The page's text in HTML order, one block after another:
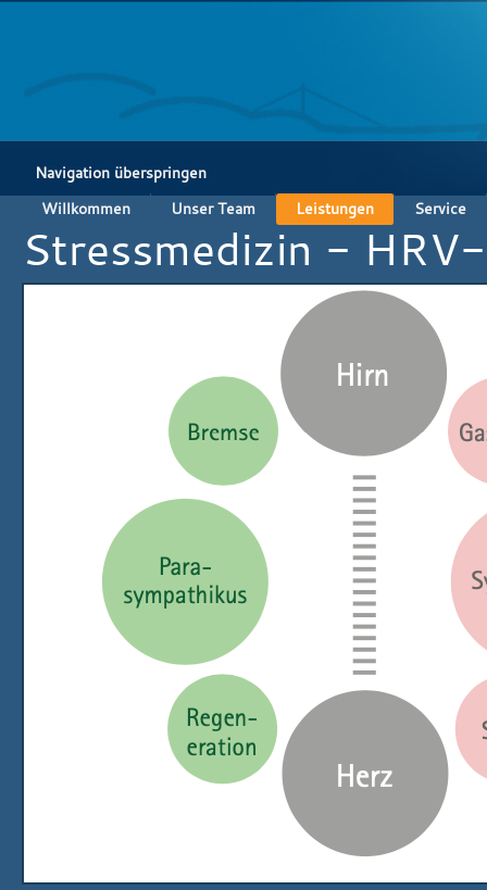
Navigation überspringen
Willkommen
Unser Team Leistungen Service
Stressmedizin -